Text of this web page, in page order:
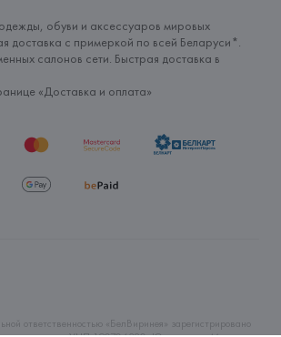
обуви и аксессуаров мировых
доставка с примеркой по всей Беларуси*.
салонов сети. Быстрая доставка в
«Доставка и оплата»
ответственностью «БелВиринея» зарегистрировано